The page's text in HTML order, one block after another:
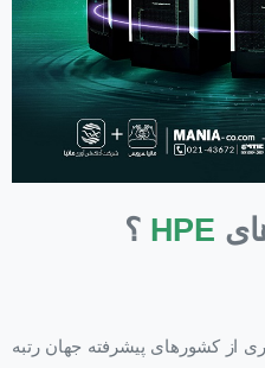
HPE ؟
از کشورهای پیشرفته جهان رتبه